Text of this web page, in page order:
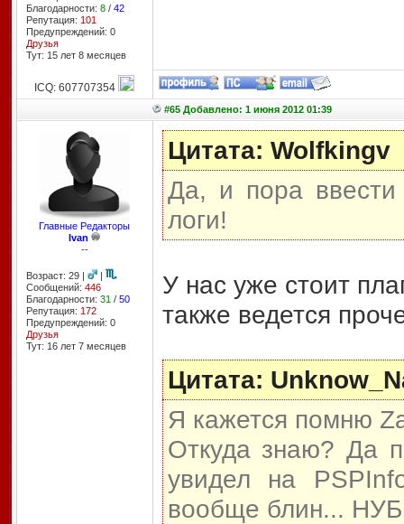
Благодарности: 8/ 42
Репутация: 101
Предупреждений: 0
Друзья
Тут: 15 лет 8 месяцев
ICQ: 607707354
#65 Добавлено: 1 июня 2012 01:39
Главные Редакторы
Ivan
--
Возраст: 29 |
|
Сообщений: 446
Благодарности: 31 / 50
Репутация: 172
Предупреждений: 0
Друзья
Тут: 16 лет 7 месяцев
Цитата: Wolfkingv
Да, и пора ввести
логи!
У нас уже стоит
также ведется
Цитата:
Я кажется помню
Откуда знаю? Да
увидел на
вообще блин... НУБ